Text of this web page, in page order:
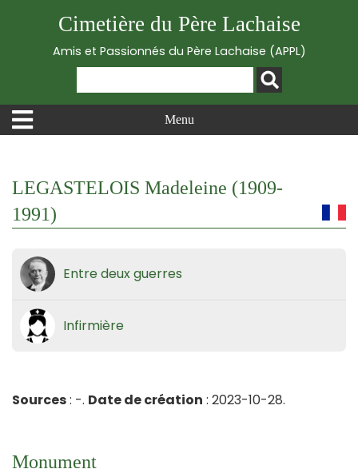
Cimetière du Père Lachaise
Amis et Passionnés du Père Lachaise (APPL)
Menu
LEGASTELOIS Madeleine (1909-
1991)
Entre deux guerres
Infirmière
Sources: -. Date de création : 2023-10-28.
Monument